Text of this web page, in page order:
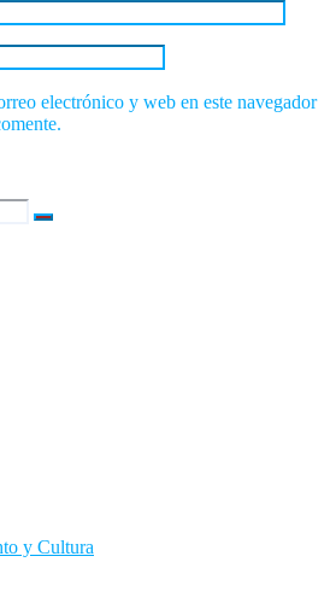
electrónico y web en este navegador
y Cultura